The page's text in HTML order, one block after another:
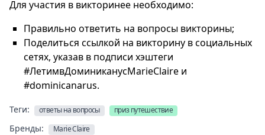
Для участия в викторинее необходимо:
Правильно ответить на вопросы викторины;
Поделиться ссылкой на викторину в социальных
сетях, указав в подписи хэштеги
#ЛетимвДоминиканусMarieClaire и
#dominicanarus.
Теги: ответы на вопросы приз путешествие
Бренды:
Marie Claire